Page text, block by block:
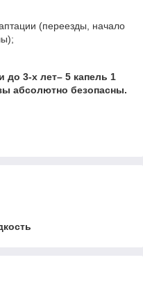
(переезды, начало
до 3-х лет– 5 капель 1
абсолютно безопасны.